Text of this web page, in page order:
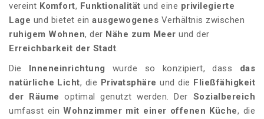
vereint Komfort, Funktionalität und eine privilegierte
Lage und bietet ein ausgewogenes Verhältnis zwischen
ruhigem Wohnen, der Nähe zum Meer und der
Erreichbarkeit der Stadt.
Die
Inneneinrichtung wurde so konzipiert, dass das
natürliche Licht, die Privatsphäre und die Fließfähigkeit
der Räume optimal genutzt werden. Der Sozialbereich
umfasst einWohnzimmer mit einer offenen Küche, die